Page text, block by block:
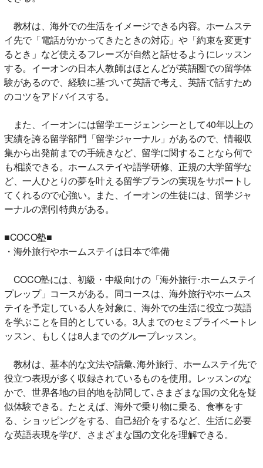
教材は、海外での生活をイメージできる内容。ホームステ
イ先で「電話がかかってきたときの対応」や「約束を変更す
るとき」など使えるフレーズが自然と話せるようにレッスン
する。イーオンの日本人教師はほとんどが英語圏での留学体
験があるので、経験に基づいて英語で考え、英語で話すため
のコツをアドバイスする。
また、イーオンには留学エージェンシーとして40年以上の
実績を誇る留学部門「留学ジャーナル」があるので、情報収
集から出発前までの手続きなど、留学に関することなら何で
も相談できる。ホームステイや語学研修、正規の大学留学な
ど、一人ひとりの夢を叶える留学プランの実現をサポートし
てくれるので心強い。また、イーオンの生徒には、留学ジャ
ーナルの割引特典がある。
■COCO塾■
・海外旅行やホームステイは日本で準備
COCO塾には、初級・中級向けの「海外旅行･ホームステイ
プレップ」コースがある。同コースは、海外旅行やホームス
テイを予定している人を対象に、海外での生活に役立つ英語
を学ぶことを目的としている。3人までのセミプライベートレ
ッスン、もしくは8人までのグループレッスン。
教材は、基本的な文法や語彙､海外旅行、ホームステイ先で
役立つ表現が多く収録されているものを使用。レッスンのな
かで、世界各地の目的地を訪問して､さまざまな国の文化を疑
似体験できる。たとえば、海外で乗り物に乗る、食事をす
る、ショッピングをする、自己紹介をするなど、生活に必要
な英語表現を学び、さまざまな国の文化を理解できる。